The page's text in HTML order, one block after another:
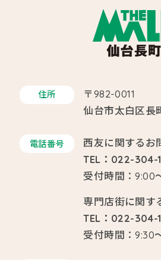
住所
〒982-0011
仙台市太白区長
電話番号
西友に関するお
TEL：022-304-
受付時間：9:00
専門店街に関す
TEL：022-304-
受付時間：9:30